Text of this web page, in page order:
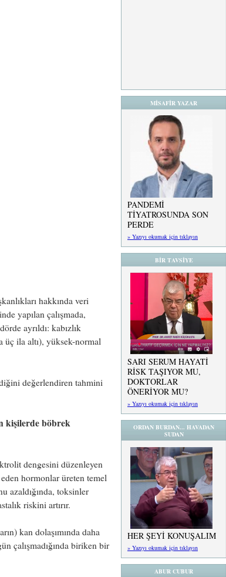
hakkında veri
yapılan çalışmada,
ayrıldı: kabızlık
üç ila altı), yüksek-normal
değerlendiren tahmini
kişilerde böbrek
dengesini düzenleyen
hormonlar üreten temel
azaldığında, toksinler
riskini artırır.
kan dolaşımında daha
çalışmadığında biriken bir
MİSAFİR YAZAR
PANDEMİ
TİYATROSUNDA SON
PERDE
» Yazıyı okumak için tıklayın
BİR TAVSİYE
SARI SERUM HAYATİ
RİSK TAŞIYOR MU,
DOKTORLAR
ÖNERİYOR MU?
» Yazıyı okumak için tıklayın
ORDAN BURDAN... HAVADAN
SUDAN
HER ŞEYİ KONUŞALIM
» Yazıyı okumak için tıklayın
ABUR CUBUR